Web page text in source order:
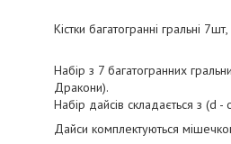
Кістки багатогранні гральні
Набір з 7 багатогранних
Дракони).
Набір дайсів складається з (d
Дайси комплектуються